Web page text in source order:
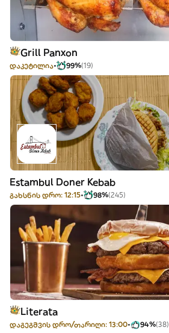
Grill Panxon
დაკეტილია 99%(19)
Estambul Doner Kebab
გახსნის დრო: 12:15 98%(245)
Literata
დაგეგმვის დრო/თარიღი: 13:00 94%(38)